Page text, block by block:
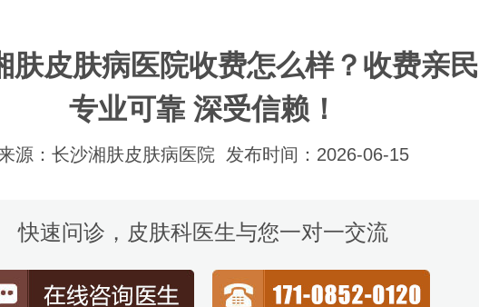
肤皮肤病医院收费怎么样？收费亲民
专业可靠 深受信赖！
源：长沙湘肤皮肤病医院 发布时间：2026-06-15
快速问诊，皮肤科医生与您一对一交流